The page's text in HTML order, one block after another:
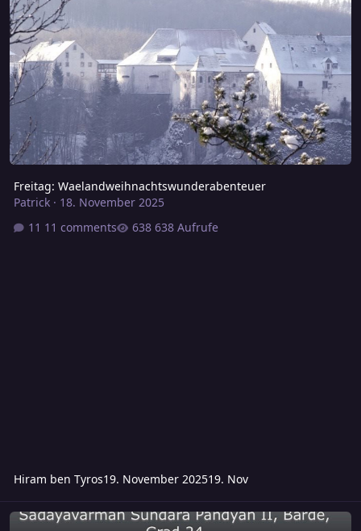
Freitag: Waelandweihnachtswunderabenteuer
Patrick· 18. November 2025
11 comments
638 Aufrufe
Hiram ben Tyros19. November 202519. Nov
Mittwoch - Immer Ärger in Tura (Ausgebucht)